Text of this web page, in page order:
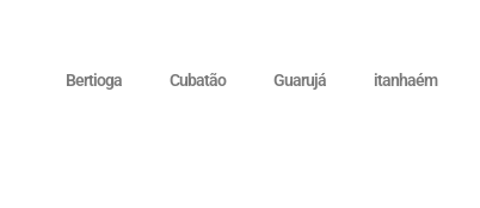
Bertioga Cubatão Guarujá itanhaém